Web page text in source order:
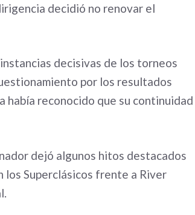
decidió no renovar el
decisivas de los torneos
por los resultados
reconocido que su continuidad
dejó algunos hitos destacados
Superclásicos frente a River